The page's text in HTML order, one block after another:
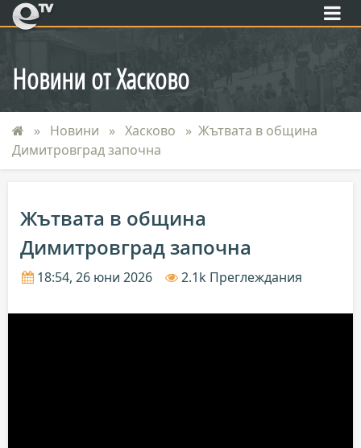
eTV
Новини от Хасково
Новини Хасково
Жътвата в община
Димитровград започна
Жътвата в община
Димитровград започна
18:54, 26 юни 2026 2.1k Преглеждания